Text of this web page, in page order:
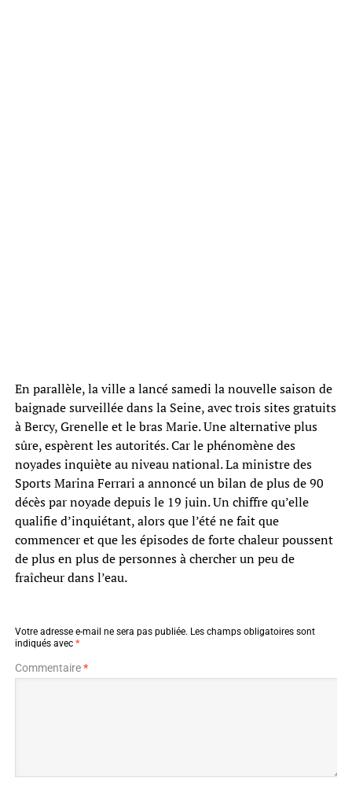
En parallèle, la ville a lancé samedi la nouvelle saison de
baignade surveillée dans la Seine, avec trois sites gratuits
à Bercy, Grenelle et le bras Marie. Une alternative plus
sûre, espèrent les autorités. Car le phénomène des
noyades inquiète au niveau national. La ministre des
Sports Marina Ferrari a annoncé un bilan de plus de 90
décès par noyade depuis le 19 juin. Un chiffre qu’elle
qualifie d’inquiétant, alors que l’été ne fait que
commencer et que les épisodes de forte chaleur poussent
de plus en plus de personnes à chercher un peu de
fraîcheur dans l’eau.
Votre adresse e-mail ne sera pas publiée. Les champs obligatoires sont
indiqués avec *
Commentaire*